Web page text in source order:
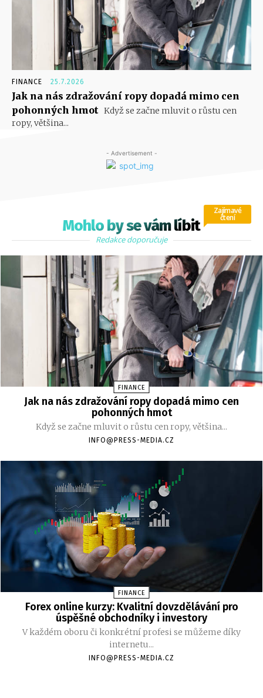
FINANCE 25.7.2026
Jak na nás zdražování ropy dopadá mimo cen
pohonných hmot Když se začne mluvit o růstu cen
ropy, většina...
- Advertisement -
Mohlo by se vám líbit
Zajímavé
čtení
Redakce doporučuje
FINANCE
Jak na nás zdražování ropy dopadá mimo cen
pohonných hmot
Když se začne mluvit o růstu cen ropy, většina...
INFO@PRESS-MEDIA.CZ
FINANCE
Forex online kurzy: Kvalitní dovzdělávání pro
úspěšné obchodníky i investory
V každém oboru či konkrétní profesi se můžeme díky
internetu...
INFO@PRESS-MEDIA.CZ